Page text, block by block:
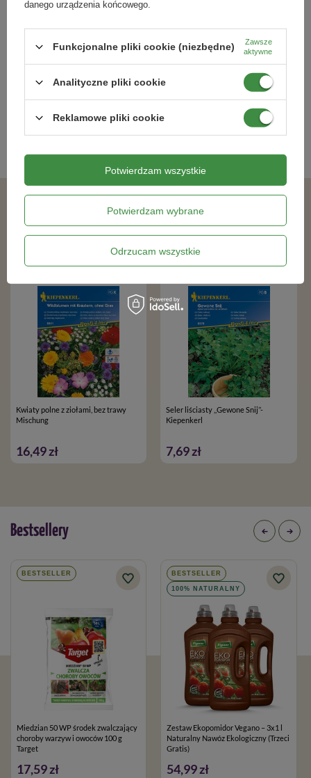
16,49 zł 10,99 zł
Kategorie powiązane
Łąki kwietne,
Kwiaty polne z ziołami, bez trawy
Mischung
16,49 zł
Seler liściasty ,,Gewone Snij’’-
Kiepenkerl
7,69 zł
Bestsellery
BESTSELLER
Miedzian 50 WP środek zwalczający
choroby warzyw i owoców 100 g
Target
17,59 zł
BESTSELLER
100% NATURALNY
Zestaw Ekopomidor Vegano – 3x1 l
Naturalny Nawóz Ekologiczny (Trzeci
Gratis)
54,99 zł
danego urządzenia końcowego.
Funkcjonalne pliki cookie (niezbędne)
Zawsze
aktywne
Analityczne pliki cookie
Reklamowe pliki cookie
Potwierdzam wybrane
Odrzucam wszystkie
Potwierdzam wszystkie